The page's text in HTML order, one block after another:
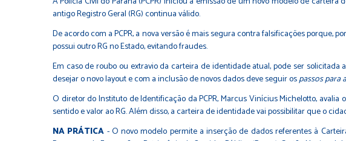
antigo Registro Geral (RG) continua válido.
De acordo com a PCPR, a nova versão é mais segura contra falsificações porque,
possui outro RG no Estado, evitando fraudes.
Em caso de roubo ou extravio da carteira de identidade atual, pode ser solicitada
desejar o novo layout e com a inclusão de novos dados deve seguir ospassos para
O diretor do Instituto de Identificação da PCPR, Marcus Vinícius Michelotto,
sentido e valor ao RG. Além disso, a carteira de identidade vai possibilitar que o
NA PRÁTICA - O novo modelo permite a inserção de dados referentes à